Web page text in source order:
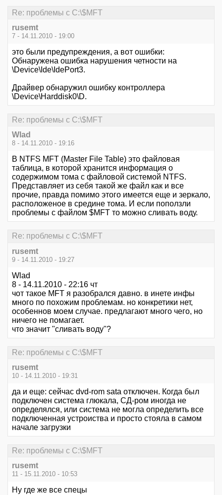
Re: проблемы с C:\$MFT
rusemt
7 - 14.11.2010 - 19:00
это были предупреждения, а вот ошибки:
Обнаружена ошибка нарушения четности на
\Device\Ide\IdePort3.
Драйвер обнаружил ошибку контроллера
\Device\Harddisk0\D.
Re: проблемы с C:\$MFT
Wlad
8 - 14.11.2010 - 19:16
В NTFS MFT (Master File Table) это файловая
таблица, в которой хранится информация о
содержимом тома с файловой системой NTFS.
Представляет из себя такой же файл как и все
прочие, правда помимо этого имеется еще и зеркало,
расположеное в средине тома. И если поползли
проблемы с файлом $MFT то можно сливать воду.
Re: проблемы с C:\$MFT
rusemt
9 - 14.11.2010 - 19:27
Wlad
8 - 14.11.2010 - 22:16 чт
чот такое MFT я разобрался давно. в инете инфы
много по похожим проблемам. но конкретики нет,
особеннов моем случае. предлагают много чего, но
ничего не помагает.
что значит "сливать воду"?
Re: проблемы с C:\$MFT
rusemt
10 - 14.11.2010 - 19:31
да и еще: сейчас dvd-rom sata отключен. Когда был
подключен система глюкала, СД-ром иногда не
определялся, или система не могла определить все
подключенная устроиства и просто стояла в самом
начале загрузки
Re: проблемы с C:\$MFT
rusemt
11 - 15.11.2010 - 10:53
Ну где же все спецы